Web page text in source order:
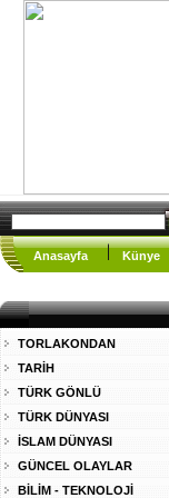
Anasayfa Künye
TORLAKONDAN
TARİH
TÜRK GÖNLÜ
TÜRK DÜNYASI
İSLAM DÜNYASI
GÜNCEL OLAYLAR
BİLİM - TEKNOLOJİ